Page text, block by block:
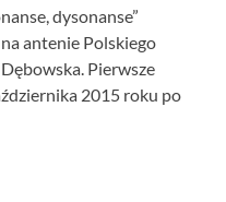
dysonanse”
antenie Polskiego
Pierwsze
2015 roku po